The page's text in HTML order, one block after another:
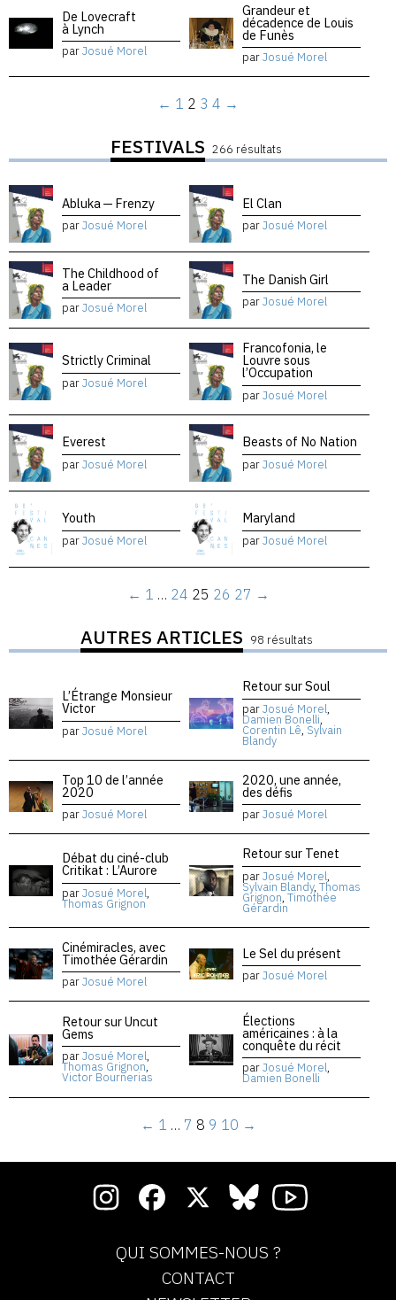
De Lovecraft
à Lynch
parJosué Morel
Grandeur et
décadence de Louis
de Funès
parJosué Morel
← 1 2 3 4 →
FESTIVALS 266 résultats
Abluka — Frenzy
parJosué Morel
El Clan
parJosué Morel
The Childhood of
a Leader
parJosué Morel
The Danish Girl
parJosué Morel
Strictly Criminal
parJosué Morel
Francofonia, le
Louvre sous
l’Occupation
parJosué Morel
Everest
parJosué Morel
Beasts of No Nation
parJosué Morel
Youth
parJosué Morel
Maryland
parJosué Morel
← 1 … 24 25 26 27 →
AUTRES ARTICLES 98 résultats
L’Étrange Monsieur
Victor
parJosué Morel
Retour sur Soul
parJosué Morel,
Damien Bonelli,
Corentin Lê, Sylvain
Blandy
Top 10 de l’année
2020
parJosué Morel
2020, une année,
des défis
parJosué Morel
Débat du ciné-club
Critikat : L’Aurore
parJosué Morel,
Thomas Grignon
Retour sur Tenet
parJosué Morel,
Sylvain Blandy, Thomas
Grignon, Timothée
Gérardin
Cinémiracles, avec
Timothée Gérardin
parJosué Morel
Le Sel du présent
parJosué Morel
Retour sur Uncut
Gems
parJosué Morel,
Thomas Grignon,
Victor Bournerias
Élections
américaines : à la
conquête du récit
parJosué Morel,
Damien Bonelli
← 1 … 7 8 9 10 →
QUI SOMMES-NOUS ?
CONTACT